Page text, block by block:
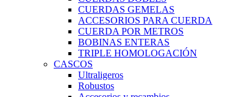
CUERDAS GEMELAS
ACCESORIOS PARA CUERDA
CUERDA POR METROS
BOBINAS ENTERAS
TRIPLE HOMOLOGACIÓN
CASCOS
Ultraligeros
Robustos